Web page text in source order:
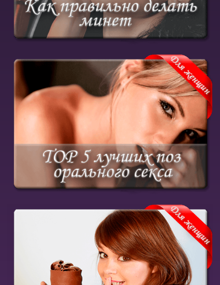
Узнай лучшие и удобные позы для орального
наслаждения обоих
Купить курс
Научись получать удовольствие от минета